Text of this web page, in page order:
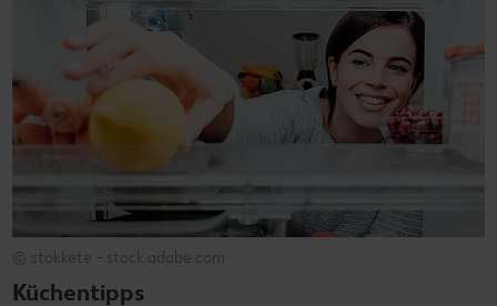
© stokkete - stock.adobe.com
Küchentipps